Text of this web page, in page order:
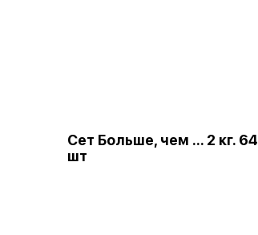
Сет Больше, чем ... 2 кг. 64
шт